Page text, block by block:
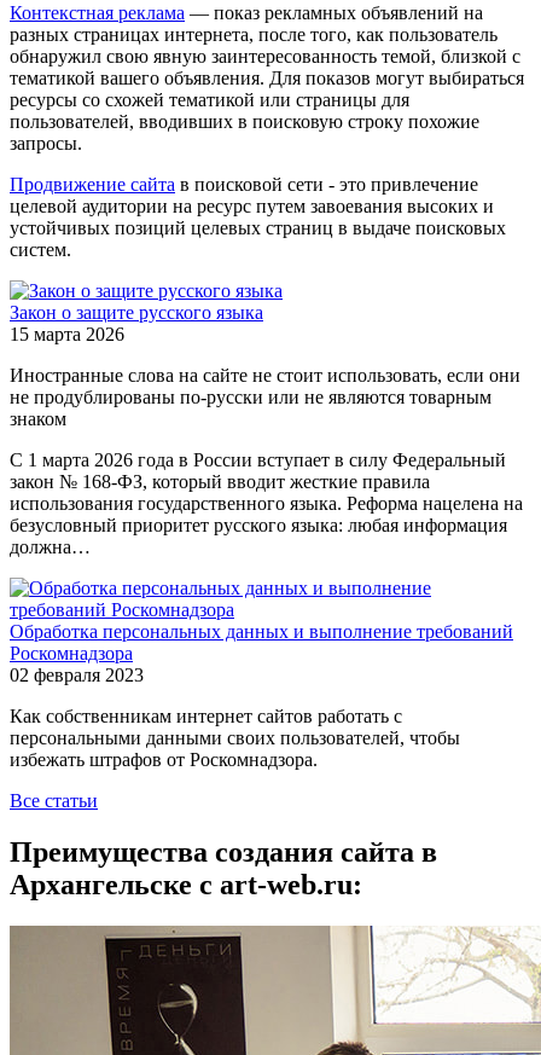
Контекстная реклама — показ рекламных объявлений на
разных страницах интернета, после того, как пользователь
обнаружил свою явную заинтересованность темой, близкой с
тематикой вашего объявления. Для показов могут выбираться
ресурсы со схожей тематикой или страницы для
пользователей, вводивших в поисковую строку похожие
запросы.
Продвижение сайта в поисковой сети - это привлечение
целевой аудитории на ресурс путем завоевания высоких и
устойчивых позиций целевых страниц в выдаче поисковых
систем.
Закон о защите русского языка
15 марта 2026
Иностранные слова на сайте не стоит использовать, если они
не продублированы по-русски или не являются товарным
знаком
С 1 марта 2026 года в России вступает в силу Федеральный
закон № 168-ФЗ, который вводит жесткие правила
использования государственного языка. Реформа нацелена на
безусловный приоритет русского языка: любая информация
должна…
Обработка персональных данных и выполнение требований
Роскомнадзора
02 февраля 2023
Как собственникам интернет сайтов работать с
персональными данными своих пользователей, чтобы
избежать штрафов от Роскомнадзора.
Все статьи
Преимущества создания сайта в
Архангельске с art-web.ru: